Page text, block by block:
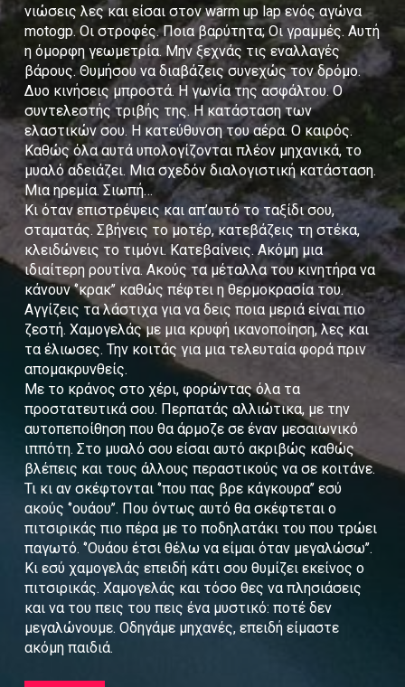
νιώσεις λες και είσαι στον warm up lap ενός αγώνα
motogp. Οι στροφές. Ποια βαρύτητα; Οι γραμμές. Αυτή
η όμορφη γεωμετρία. Μην ξεχνάς τις εναλλαγές
βάρους. Θυμήσου να διαβάζεις συνεχώς τον δρόμο.
Δυο κινήσεις μπροστά. Η γωνία της ασφάλτου. Ο
συντελεστής τριβής της. Η κατάσταση των
ελαστικών σου. Η κατεύθυνση του αέρα. Ο καιρός.
Καθώς όλα αυτά υπολογίζονται πλέον μηχανικά, το
μυαλό αδειάζει. Μια σχεδόν διαλογιστική κατάσταση.
Μια ηρεμία. Σιωπή…
Κι όταν επιστρέψεις και απ’αυτό το ταξίδι σου,
σταματάς. Σβήνεις το μοτέρ, κατεβάζεις τη στέκα,
κλειδώνεις το τιμόνι. Κατεβαίνεις. Ακόμη μια
ιδιαίτερη ρουτίνα. Ακούς τα μέταλλα του κινητήρα να
κάνουν ‘’κρακ’’ καθώς πέφτει η θερμοκρασία του.
Αγγίζεις τα λάστιχα για να δεις ποια μεριά είναι πιο
ζεστή. Χαμογελάς με μια κρυφή ικανοποίηση, λες και
τα έλιωσες. Την κοιτάς για μια τελευταία φορά πριν
απομακρυνθείς.
Με το κράνος στο χέρι, φορώντας όλα τα
προστατευτικά σου. Περπατάς αλλιώτικα, με την
αυτοπεποίθηση που θα άρμοζε σε έναν μεσαιωνικό
ιππότη. Στο μυαλό σου είσαι αυτό ακριβώς καθώς
βλέπεις και τους άλλους περαστικούς να σε κοιτάνε.
Τι κι αν σκέφτονται ‘’που πας βρε κάγκουρα’’ εσύ
ακούς ‘’ουάου’’. Που όντως αυτό θα σκέφτεται ο
πιτσιρικάς πιο πέρα με το ποδηλατάκι του που τρώει
παγωτό. ‘’Ουάου έτσι θέλω να είμαι όταν μεγαλώσω’’.
Κι εσύ χαμογελάς επειδή κάτι σου θυμίζει εκείνος ο
πιτσιρικάς. Χαμογελάς και τόσο θες να πλησιάσεις
και να του πεις του πεις ένα μυστικό: ποτέ δεν
μεγαλώνουμε. Οδηγάμε μηχανές, επειδή είμαστε
ακόμη παιδιά.